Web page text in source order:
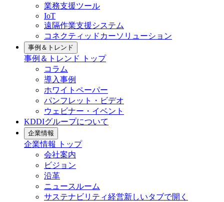
業務支援ツール
IoT
遠隔作業支援システム
コネクティッドカーソリューション
事例＆トレンド
事例＆トレンド
トップ
コラム
導入事例
ホワイトペーパー
パンフレット・ビデオ
ウェビナー・イベント
KDDIグループについて
企業情報
企業情報
トップ
会社案内
ビジョン
沿革
ニュースルーム
サステナビリティ経営新しいタブで開く